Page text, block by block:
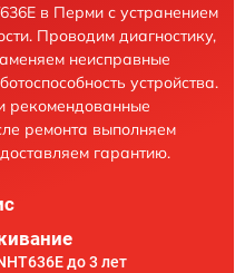
в Перми с устранением
Проводим диагностику,
неисправные
устройства.
рекомендованные
ремонта выполняем
гарантию.
до 3 лет